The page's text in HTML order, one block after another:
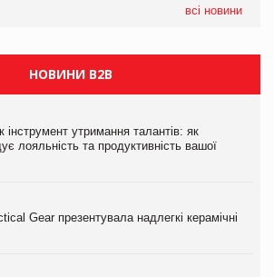
всі новини
НОВИНИ B2B
інструмент утримання талантів: як
лояльність та продуктивність вашої
Gear презентувала надлегкі керамічні